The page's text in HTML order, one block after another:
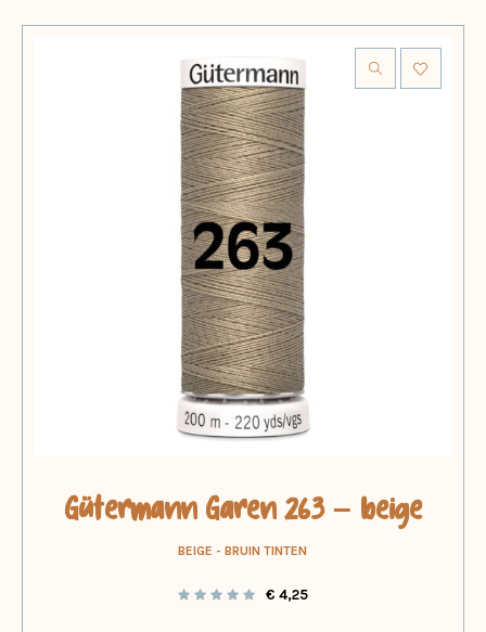
Gütermann Garen 263 – beige
BEIGE - BRUIN TINTEN
€ 4,25